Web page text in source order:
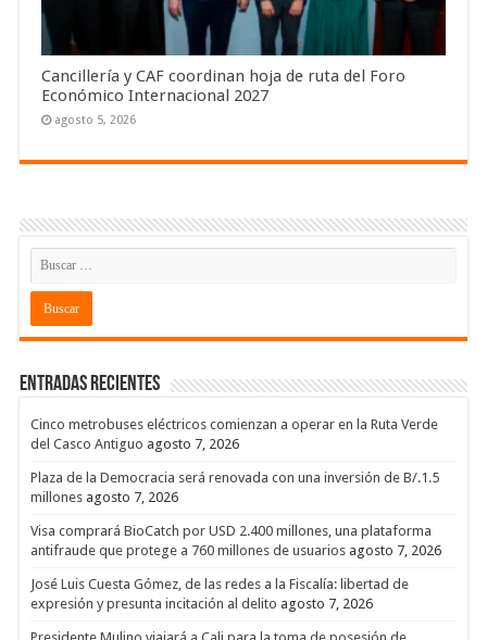
Cancillería y CAF coordinan hoja de ruta del Foro
Económico Internacional 2027
agosto 5, 2026
Entradas recientes
Cinco metrobuses eléctricos comienzan a operar en la Ruta Verde
del Casco Antiguo agosto 7, 2026
Plaza de la Democracia será renovada con una inversión de B/.1.5
millones agosto 7, 2026
Visa comprará BioCatch por USD 2.400 millones, una plataforma
antifraude que protege a 760 millones de usuarios agosto 7, 2026
José Luis Cuesta Gómez, de las redes a la Fiscalía: libertad de
expresión y presunta incitación al delito agosto 7, 2026